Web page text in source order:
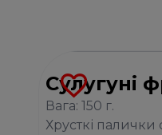
Сулугуні
Вага: 150 г.
Хрусткі палички